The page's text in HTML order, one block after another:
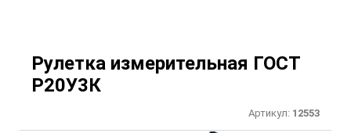
Рулетка измерительная ГОСТ
Р20У3К
Артикул: 12553